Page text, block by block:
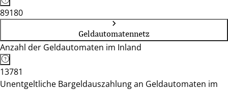
89180
Geldautomatennetz
Anzahl der Geldautomaten im Inland
13781
Unentgeltliche Bargeldauszahlung an Geldautomaten im